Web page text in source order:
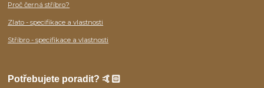
Proč černá stříbro?
Zlato - specifikace a vlastnosti
Stříbro - specifikace a vlastnosti
Potřebujete poradit? 🤙🏻